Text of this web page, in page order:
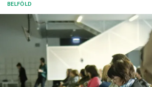
BELFÖLD